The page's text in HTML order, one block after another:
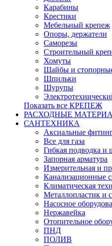
Карабины
Крестики
Мебельный крепеж
Опоры, держатели
Саморезы
Строительный
Хомуты
Шайбы и
Шпильки
Шурупы
Показать все КРЕПЕЖ
РАСХОДНЫЕ
САНТЕХНИКА
Аксиальные
Все для газа
Гибкая подводка и
Запорная арматура
Измерительная и
Канализационные
Климатическая
Металлопластик и
Насосное
Нержавейка
Отопительное
ПНД
ПОЛИВ